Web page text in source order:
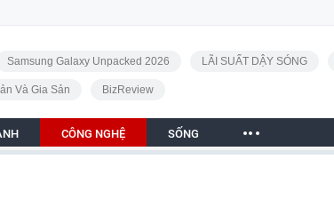
Samsung Galaxy Unpacked 2026 LÃI SUẤT DẬY SÓNG
Và Gia Sản BizReview
CÔNG NGHỆ SỐNG